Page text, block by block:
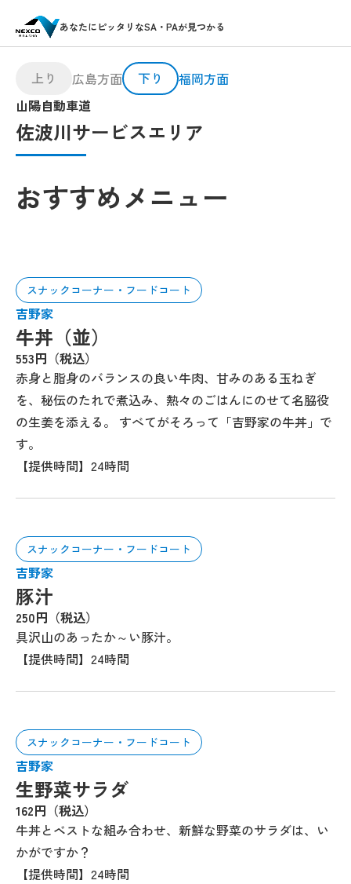
あなたにピッタリなSA・PAが見つかる
山陽自動車道
佐波川サービスエリア
上り 広島方面 下り 福岡方面
おすすめメニュー
スナックコーナー・フードコート
吉野家
牛丼（並）
553円（税込）
赤身と脂身のバランスの良い牛肉、甘みのある玉ねぎ
を、秘伝のたれで煮込み、熱々のごはんにのせて名脇役
の生姜を添える。 すべてがそろって「吉野家の牛丼」で
す。
【提供時間】24時間
スナックコーナー・フードコート
吉野家
豚汁
250円（税込）
具沢山のあったか～い豚汁。
【提供時間】24時間
スナックコーナー・フードコート
吉野家
生野菜サラダ
162円（税込）
牛丼とベストな組み合わせ、新鮮な野菜のサラダは、い
かがですか？
【提供時間】24時間